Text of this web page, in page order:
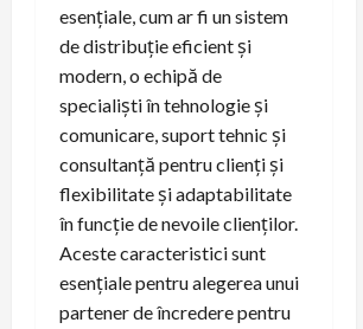
esențiale, cum ar fi un sistem
de distribuție eficient și
modern, o echipă de
specialiști în tehnologie și
comunicare, suport tehnic și
consultanță pentru clienți și
flexibilitate și adaptabilitate
în funcție de nevoile clienților.
Aceste caracteristici sunt
esențiale pentru alegerea unui
partener de încredere pentru